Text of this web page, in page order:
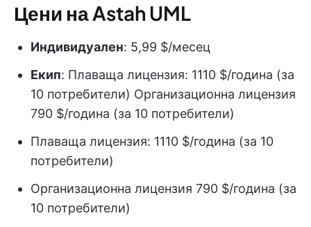
Цени на Astah UML
Индивидуален: 5,99 $/месец
Екип: Плаваща лицензия: 1110 $/година (за
10 потребители) Организационна лицензия
790 $/година (за 10 потребители)
Плаваща лицензия: 1110 $/година (за 10
потребители)
Организационна лицензия 790 $/година (за
10 потребители)